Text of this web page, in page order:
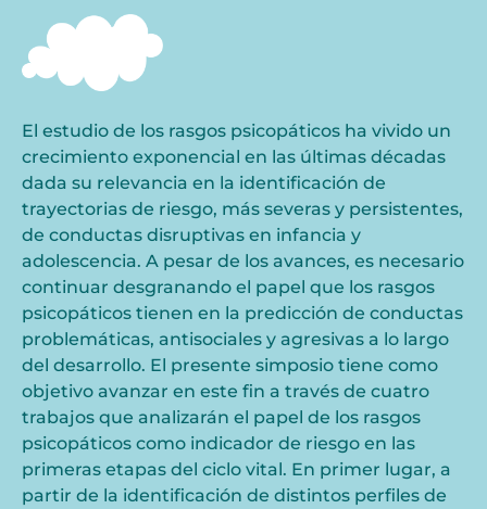
El estudio de los rasgos psicopáticos ha vivido un
crecimiento exponencial en las últimas décadas
dada su relevancia en la identificación de
trayectorias de riesgo, más severas y persistentes,
de conductas disruptivas en infancia y
adolescencia. A pesar de los avances, es necesario
continuar desgranando el papel que los rasgos
psicopáticos tienen en la predicción de conductas
problemáticas, antisociales y agresivas a lo largo
del desarrollo. El presente simposio tiene como
objetivo avanzar en este fin a través de cuatro
trabajos que analizarán el papel de los rasgos
psicopáticos como indicador de riesgo en las
primeras etapas del ciclo vital. En primer lugar, a
partir de la identificación de distintos perfiles de